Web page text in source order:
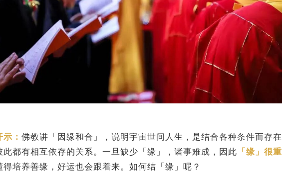
： 佛教讲「因缘和合」，说明宇宙世间人生，是结合各种条件而存在
此都有相互依存的关系。一旦缺少「缘」，诸事难成，因此 「缘」很重
得培养善缘，好运也会跟着来。如何结「缘」呢？